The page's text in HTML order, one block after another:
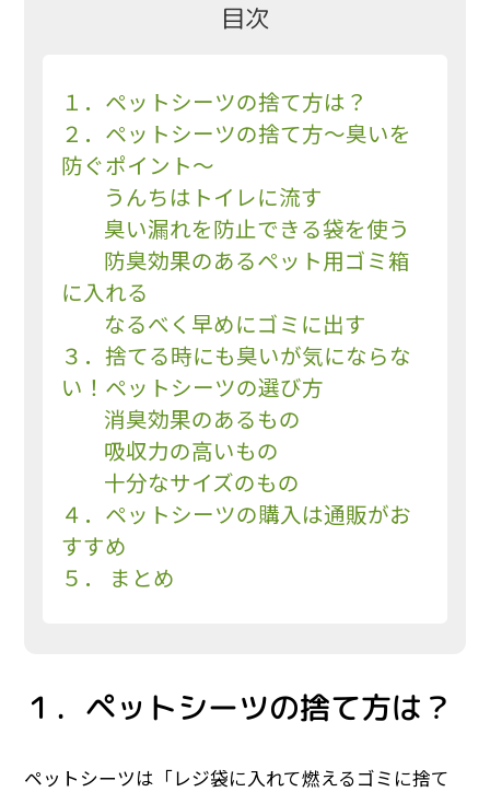
目次
１．ペットシーツの捨て方は？
２．ペットシーツの捨て方～臭いを
防ぐポイント～
うんちはトイレに流す
臭い漏れを防止できる袋を使う
防臭効果のあるペット用ゴミ箱
に入れる
なるべく早めにゴミに出す
３．捨てる時にも臭いが気にならな
い！ペットシーツの選び方
消臭効果のあるもの
吸収力の高いもの
十分なサイズのもの
４．ペットシーツの購入は通販がお
すすめ
５． まとめ
１．ペットシーツの捨て方は？
ペットシーツは「レジ袋に入れて燃えるゴミに捨て